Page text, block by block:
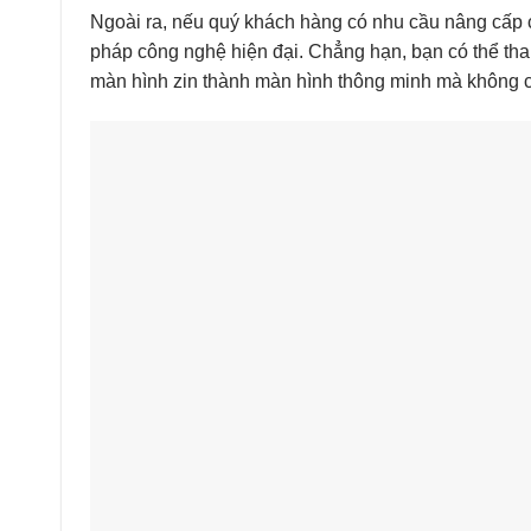
Ngoài ra, nếu quý khách hàng có nhu cầu nâng
pháp công nghệ hiện đại. Chẳng hạn, bạn có thể
màn hình zin thành màn hình thông minh mà không